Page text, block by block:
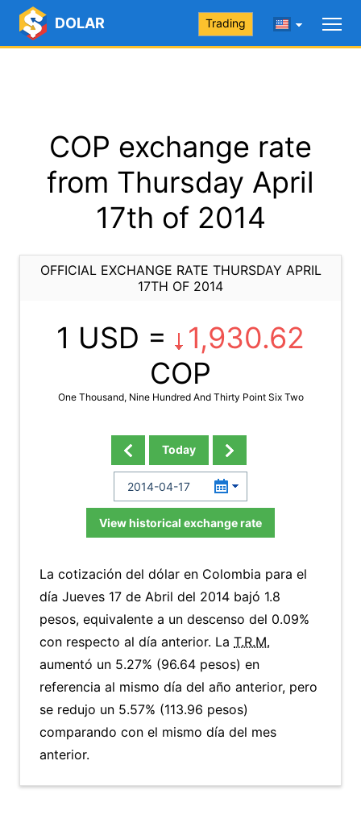
DOLAR Trading
COP exchange rate
from Thursday April
17th of 2014
OFFICIAL EXCHANGE RATE THURSDAY APRIL
17TH OF 2014
1 USD =
1,930.62
COP
One Thousand, Nine Hundred And Thirty Point Six Two
Today
View historical exchange rate
La cotización del dólar en Colombia para el
día Jueves 17 de Abril del 2014 bajó 1.8
pesos, equivalente a un descenso del 0.09%
con respecto al día anterior. La T.R.M.
aumentó un 5.27% (96.64 pesos) en
referencia al mismo día del año anterior, pero
se redujo un 5.57% (113.96 pesos)
comparando con el mismo día del mes
anterior.